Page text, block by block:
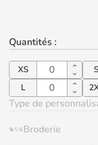
Quantités :
XS
L
Type de
Broderie